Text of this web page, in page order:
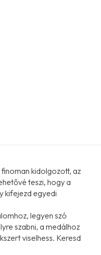
kidolgozott, az
teszi, hogy a
kifejezd egyedi
legyen szó
szabni, a medálhoz
viselhess. Keresd